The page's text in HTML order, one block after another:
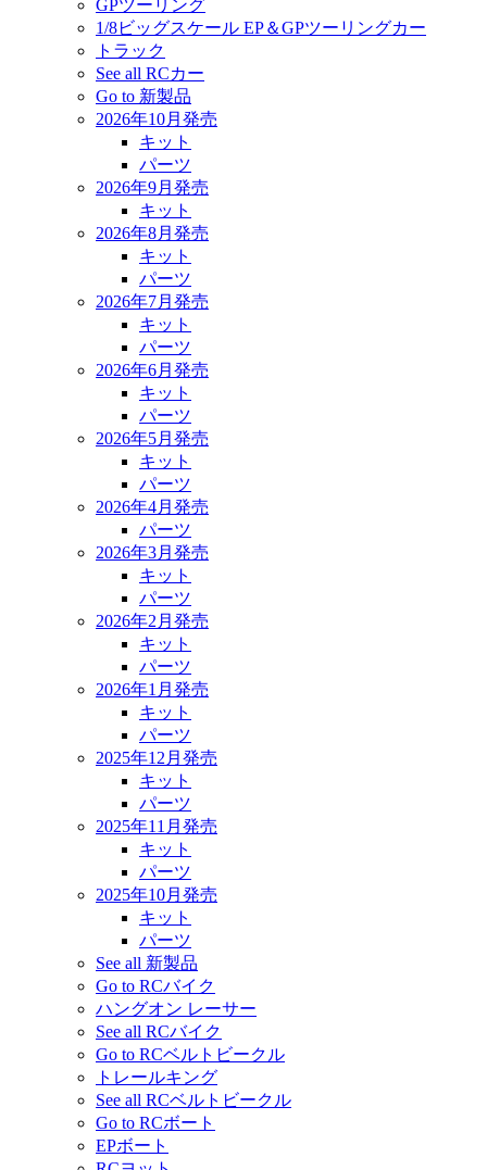
GPツーリング
1/8ビッグスケール EP＆GPツーリングカー
トラック
See all RCカー
Go to 新製品
2026年10月発売
キット
パーツ
2026年9月発売
キット
2026年8月発売
キット
パーツ
2026年7月発売
キット
パーツ
2026年6月発売
キット
パーツ
2026年5月発売
キット
パーツ
2026年4月発売
パーツ
2026年3月発売
キット
パーツ
2026年2月発売
キット
パーツ
2026年1月発売
キット
パーツ
2025年12月発売
キット
パーツ
2025年11月発売
キット
パーツ
2025年10月発売
キット
パーツ
See all 新製品
Go to RCバイク
ハングオン レーサー
See all RCバイク
Go to RCベルトビークル
トレールキング
See all RCベルトビークル
Go to RCボート
EPボート